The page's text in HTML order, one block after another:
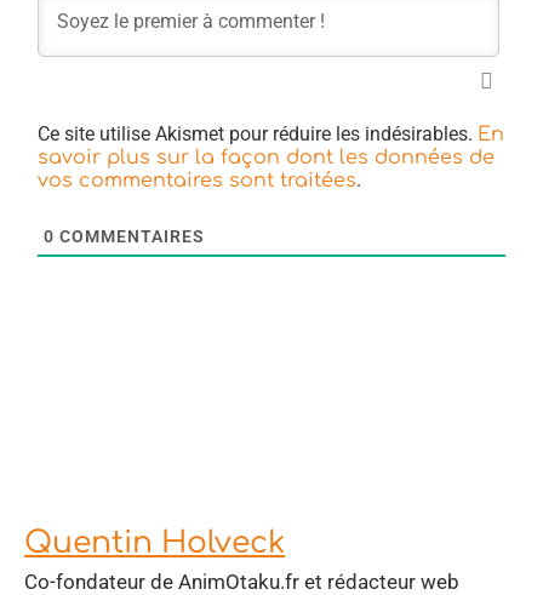
Ce site utilise Akismet pour réduire les indésirables. En
savoir plus sur la façon dont les données de
vos commentaires sont traitées.
0 COMMENTAIRES
Quentin Holveck
Co-fondateur de AnimOtaku.fr et rédacteur web